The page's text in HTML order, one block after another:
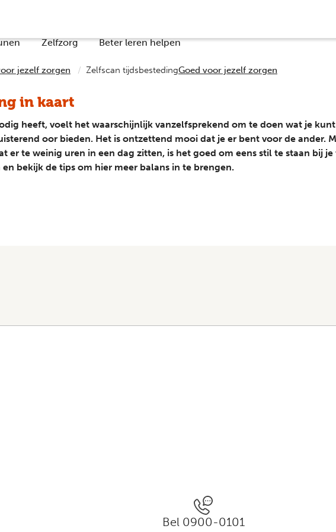
Zelfzorg Beter leren helpen
jezelf zorgen Zelfscan tijdsbestedingGoed voor jezelf zorgen
in kaart
heeft, voelt het waarschijnlijk vanzelfsprekend om te doen wat je
oor bieden. Het is ontzettend mooi dat je er bent voor de ander.
er te weinig uren in een dag zitten, is het goed om eens stil te staan bij
bekijk de tips om hier meer balans in te brengen.
Bel 0900-0101